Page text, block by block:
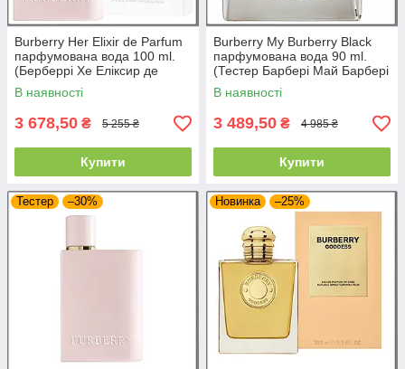
Burberry Her Elixir de Parfum
парфумована вода 100 ml.
(Берберрі Хе Еліксир де
Парфум)
В наявності
3 678,50 ₴ 5 255 ₴
Купити
Burberry My Burberry Black
парфумована вода 90 ml.
(Тестер Барбері Май Барбері
Блек)
В наявності
3 489,50 ₴ 4 985 ₴
Купити
Тестер –30% Новинка –25%